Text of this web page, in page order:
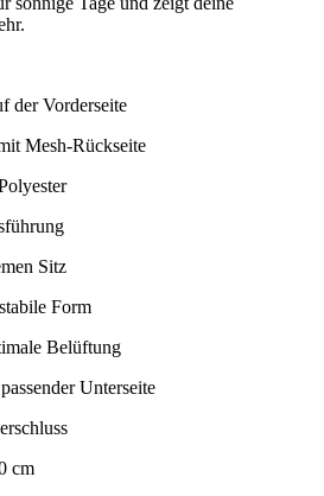
der Vorderseite
Mesh-Rückseite
Sitz
Form
Belüftung
Unterseite
cm